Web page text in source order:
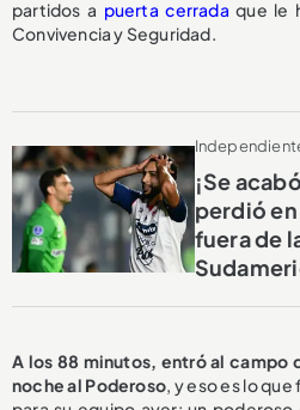
partidos a puerta cerrada que le
Convivencia y Seguridad.
¡Se
perdió
fuera de
A los 88 minutos, entró al campo
noche al Poderoso, y eso es lo que